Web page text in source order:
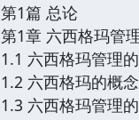
第1篇 总论
第1章 六西格玛管
1.1 六西格玛管理
1.2 六西格玛的概
1.3 六西格玛管理